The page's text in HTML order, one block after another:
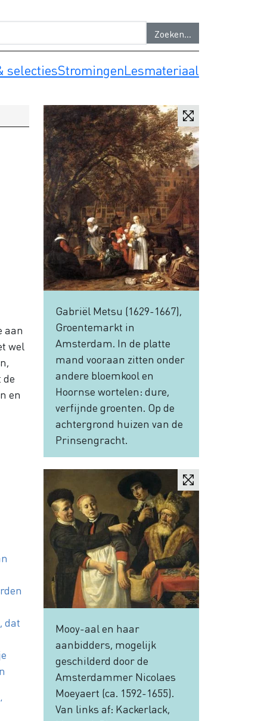
selectiesStromingenLesmateriaal
aan
wel
en
dat
Gabriël Metsu (1629-1667),
Groentemarkt in
Amsterdam. In de platte
mand vooraan zitten onder
andere bloemkool en
Hoornse wortelen: dure,
verfijnde groenten. Op de
achtergrond huizen van de
Prinsengracht.
Mooy-aal en haar
aanbidders, mogelijk
geschilderd door de
Amsterdammer Nicolaes
Moeyaert (ca. 1592-1655).
Van links af: Kackerlack,